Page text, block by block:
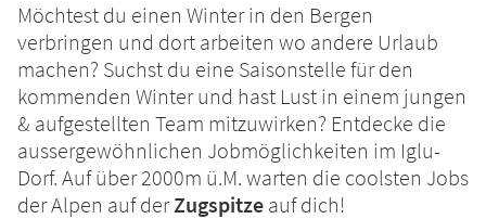
Möchtest du einen Winter in den Bergen
verbringen und dort arbeiten wo andere Urlaub
machen? Suchst du eine Saisonstelle für den
kommenden Winter und hast Lust in einem jungen
& aufgestellten Team mitzuwirken? Entdecke die
aussergewöhnlichen Jobmöglichkeiten im Iglu-
Dorf. Auf über 2000m ü.M. warten die coolsten Jobs
der Alpen auf derZugspitze auf dich!